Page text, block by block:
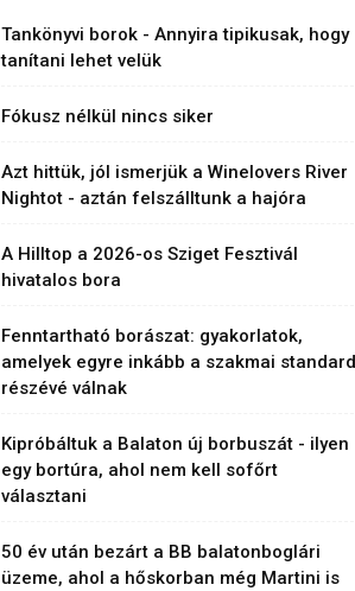
Tankönyvi borok - Annyira tipikusak, hogy
tanítani lehet velük
Fókusz nélkül nincs siker
Azt hittük, jól ismerjük a Winelovers River
Nightot - aztán felszálltunk a hajóra
A Hilltop a 2026-os Sziget Fesztivál
hivatalos bora
Fenntartható borászat: gyakorlatok,
amelyek egyre inkább a szakmai standard
részévé válnak
Kipróbáltuk a Balaton új borbuszát - ilyen
egy bortúra, ahol nem kell sofőrt
választani
50 év után bezárt a BB balatonboglári
üzeme, ahol a hőskorban még Martini is